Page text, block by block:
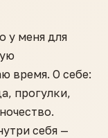
у меня для
время. О себе:
прогулки,
себя —